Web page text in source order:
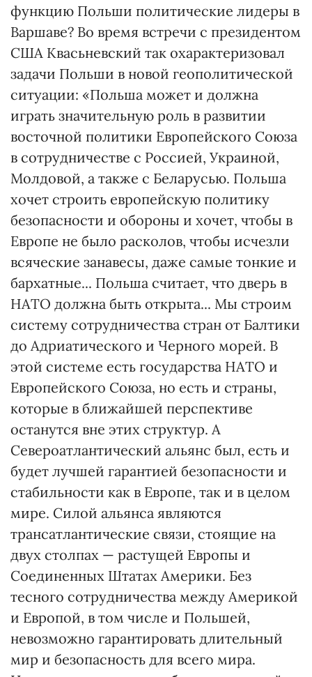
функцию Польши политические лидеры в
Варшаве? Во время встречи с президентом
США Квасьневский так охарактеризовал
задачи Польши в новой геополитической
ситуации: «Польша может и должна
играть значительную роль в развитии
восточной политики Европейского Союза
в сотрудничестве с Россией, Украиной,
Молдовой, а также с Беларусью. Польша
хочет строить европейскую политику
безопасности и обороны и хочет, чтобы в
Европе не было расколов, чтобы исчезли
всяческие занавесы, даже самые тонкие и
бархатные... Польша считает, что дверь в
НАТО должна быть открыта... Мы строим
систему сотрудничества стран от Балтики
до Адриатического и Черного морей. В
этой системе есть государства НАТО и
Европейского Союза, но есть и страны,
которые в ближайшей перспективе
останутся вне этих структур. А
Североатлантический альянс был, есть и
будет лучшей гарантией безопасности и
стабильности как в Европе, так и в целом
мире. Силой альянса являются
трансатлантические связи, стоящие на
двух столпах — растущей Европы и
Соединенных Штатах Америки. Без
тесного сотрудничества между Америкой
и Европой, в том числе и Польшей,
невозможно гарантировать длительный
мир и безопасность для всего мира.